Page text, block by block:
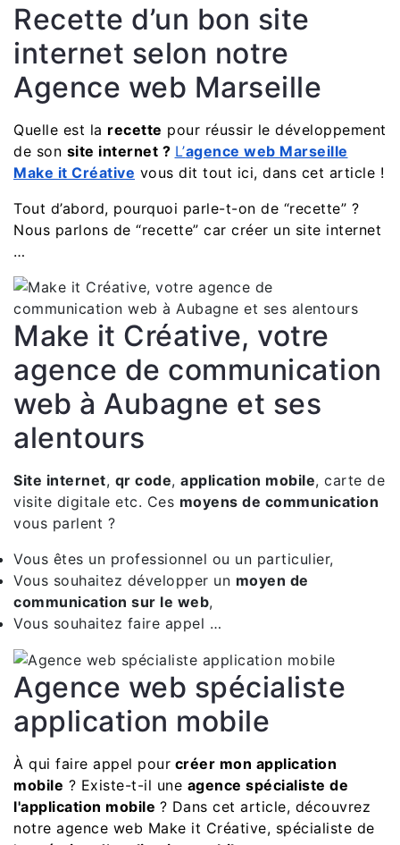
Recette d’un bon site
internet selon notre
Agence web Marseille
Quelle est la recette pour réussir le développement
de son site internet ? L’agence web Marseille
Make it Créative vous dit tout ici, dans cet article !
Tout d’abord, pourquoi parle-t-on de “recette” ?
Nous parlons de “recette” car créer un site internet
…
Make it Créative, votre
agence de communication
web à Aubagne et ses
alentours
Site internet, qr code, application mobile, carte de
visite digitale etc. Ces moyens de communication
vous parlent ?
Vous êtes un professionnel ou un particulier,
Vous souhaitez développer un moyen de
communication sur le web,
Vous souhaitez faire appel …
Agence web spécialiste
application mobile
À qui faire appel pour créer mon application
mobile ? Existe-t-il une agence spécialiste de
l'application mobile ? Dans cet article, découvrez
notre agence web Make it Créative, spécialiste de